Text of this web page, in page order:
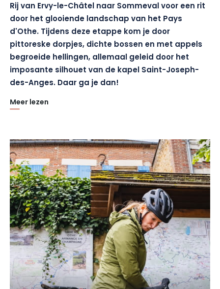
Rij van Ervy-le-Châtel naar Sommeval voor een rit
door het glooiende landschap van het Pays
d'Othe. Tijdens deze etappe kom je door
pittoreske dorpjes, dichte bossen en met appels
begroeide hellingen, allemaal geleid door het
imposante silhouet van de kapel Saint-Joseph-
des-Anges. Daar ga je dan!
Nadat je de tijd hebt genomen om Ervy-le-Châtel te
1891 werd gebouwd. De kapel is van heinde en verre zichtbaar
en wordt gedomineerd door een kolossaal Mariabeeld van 7
meter hoog... en weegt maar liefst 8,5 ton! Dankzij haar
imposante architectuur markeert de kapel de grens tussen
het Pays d'Armance en het Pays d'Othe. Dit herkenningspunt
zal u begeleiden tot aan de valleien van het Pays d'Othe!
Je begint dan aan een geleidelijke klim door de heuvels,
beroemd om hun appelboomgaarden. Dit bosrijke gebied is
een paradijs voor fietsers! Op het programma: kronkelende
paden met prachtige uitzichten op het omringende
landschap. Maak van de gelegenheid gebruik om te
pauzeren en de lokale cider* te proeven, gemaakt van de
Meer lezen